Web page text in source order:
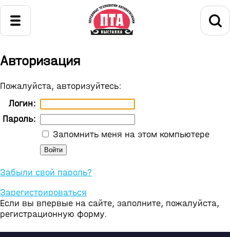
Авторизация
Пожалуйста, авторизуйтесь:
Логин:
Пароль:
Запомнить меня на этом компьютере
Забыли свой пароль?
Зарегистрироваться
Если вы впервые на сайте, заполните, пожалуйста,
регистрационную форму.